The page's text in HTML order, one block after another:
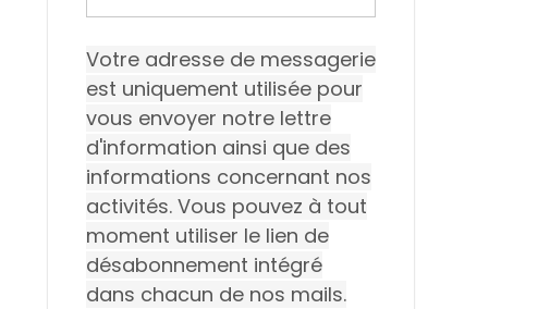
Votre adresse de messagerie
est uniquement utilisée pour
vous envoyer notre lettre
d'information ainsi que des
informations concernant nos
activités. Vous pouvez à tout
moment utiliser le lien de
désabonnement intégré
dans chacun de nos mails.